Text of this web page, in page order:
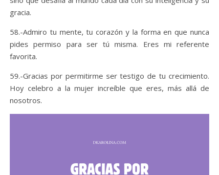
gracia.
58.-Admiro tu mente, tu corazón y la forma en que nunca
pides permiso para ser tú misma. Eres mi referente
favorita.
59.-Gracias por permitirme ser testigo de tu crecimiento.
Hoy celebro a la mujer increíble que eres, más allá de
nosotros.